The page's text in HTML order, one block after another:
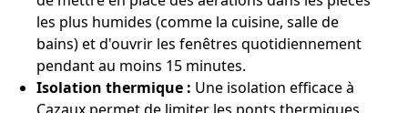
les plus humides (comme la cuisine, salle de
bains) et d'ouvrir les fenêtres quotidiennement
pendant au moins 15 minutes.
Isolation thermique : Une isolation efficace à